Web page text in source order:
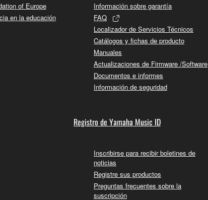
of Europe
en la educación
Información sobre garantía
FAQ
Localizador de Servicios Técnicos
Catálogos y fichas de producto
Manuales
Actualizaciones de Firmware /Software
Documentos e informes
Información de seguridad
Registro de Yamaha Music ID
Inscribirse para recibir boletines de
noticias
Registre sus productos
Preguntas frecuentes sobre la
suscripción